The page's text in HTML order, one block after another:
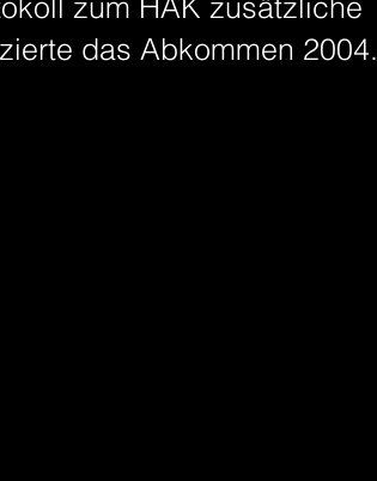
zum HAK zusätzliche
das Abkommen 2004.